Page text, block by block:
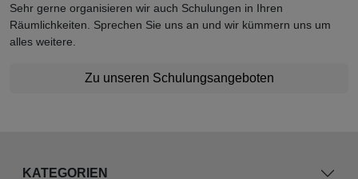
Sehr gerne organisieren wir auch Schulungen in Ihren
Räumlichkeiten. Sprechen Sie uns an und wir kümmern uns um
alles weitere.
Zu unseren Schulungsangeboten
KATEGORIEN